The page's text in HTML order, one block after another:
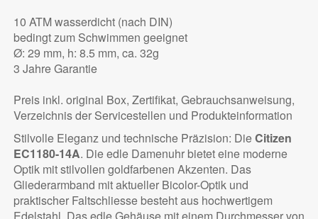
10 ATM wasserdicht (nach DIN)
bedingt zum Schwimmen geeignet
Ø: 29 mm, h: 8.5 mm, ca. 32g
3 Jahre Garantie
Preis inkl. original Box, Zertifikat, Gebrauchsanweisung,
Verzeichnis der Servicestellen und Produkteinformation
Stilvolle Eleganz und technische Präzision: DieCitizen
EC1180-14A. Die edle Damenuhr bietet eine moderne
Optik mit stilvollen goldfarbenen Akzenten. Das
Gliederarmband mit aktueller Bicolor-Optik und
praktischer Faltschliesse besteht aus hochwertigem